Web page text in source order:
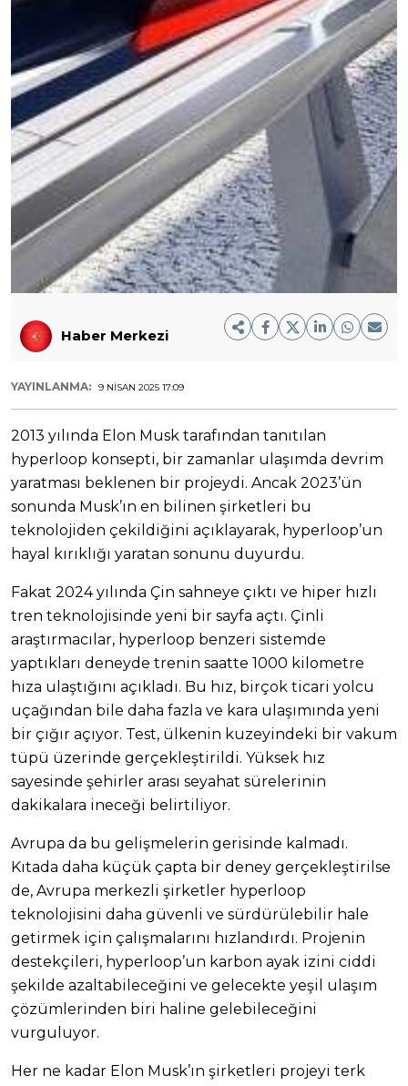
Haber Merkezi
YAYINLANMA: 9 NISAN 2025 17:09
2013 yılında Elon Musk tarafından tanıtılan
hyperloop konsepti, bir zamanlar ulaşımda devrim
yaratması beklenen bir projeydi. Ancak 2023’ün
sonunda Musk’ın en bilinen şirketleri bu
teknolojiden çekildiğini açıklayarak, hyperloop’un
hayal kırıklığı yaratan sonunu duyurdu.
Fakat 2024 yılında Çin sahneye çıktı ve hiper hızlı
tren teknolojisinde yeni bir sayfa açtı. Çinli
araştırmacılar, hyperloop benzeri sistemde
yaptıkları deneyde trenin saatte 1000 kilometre
hıza ulaştığını açıkladı. Bu hız, birçok ticari yolcu
uçağından bile daha fazla ve kara ulaşımında yeni
bir çığır açıyor. Test, ülkenin kuzeyindeki bir vakum
tüpü üzerinde gerçekleştirildi. Yüksek hız
sayesinde şehirler arası seyahat sürelerinin
dakikalara ineceği belirtiliyor.
Avrupa da bu gelişmelerin gerisinde kalmadı.
Kıtada daha küçük çapta bir deney gerçekleştirilse
de, Avrupa merkezli şirketler hyperloop
teknolojisini daha güvenli ve sürdürülebilir hale
getirmek için çalışmalarını hızlandırdı. Projenin
destekçileri, hyperloop’un karbon ayak izini ciddi
şekilde azaltabileceğini ve gelecekte yeşil ulaşım
çözümlerinden biri haline gelebileceğini
vurguluyor.
Her ne kadar Elon Musk’ın şirketleri projeyi terk